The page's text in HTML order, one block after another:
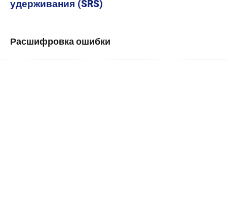
удерживания (SRS)
Расшифровка ошибки